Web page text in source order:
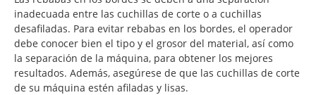
inadecuada entre las cuchillas de corte o a cuchillas
desafiladas. Para evitar rebabas en los bordes, el operador
debe conocer bien el tipo y el grosor del material, así como
la separación de la máquina, para obtener los mejores
resultados. Además, asegúrese de que las cuchillas de corte
de su máquina estén afiladas y lisas.